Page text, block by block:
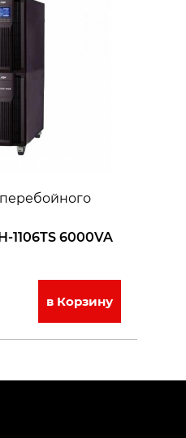
1106TS 6000VA
в Корзину